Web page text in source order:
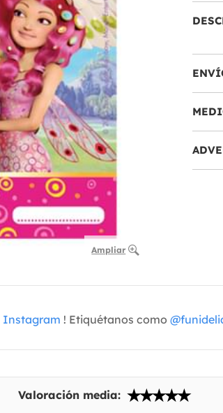
Ampliar
Instagram ! Etiquétanos como
Valoración media: